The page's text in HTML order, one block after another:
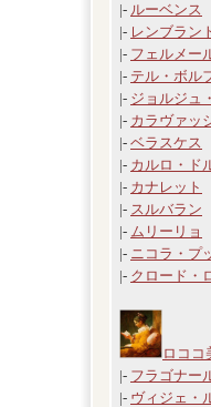
|- ルーベンス
|- レンブラン
|- フェルメー
|- テル・ボル
|- ジョルジュ
|- カラヴァッ
|- ベラスケス
|- カルロ・ド
|- カナレット
|- スルバラン
|- ムリーリョ
|- ニコラ・プ
|- クロード・
ロココ
|- フラゴナー
|- ヴィジェ・